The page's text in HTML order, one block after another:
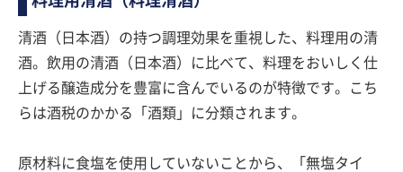
清酒（日本酒）の持つ調理効果を重視した、料理用の清
酒。飲用の清酒（日本酒）に比べて、料理をおいしく仕
上げる醸造成分を豊富に含んでいるのが特徴です。こち
らは酒税のかかる「酒類」に分類されます。
原材料に食塩を使用していないことから、「無塩タイ